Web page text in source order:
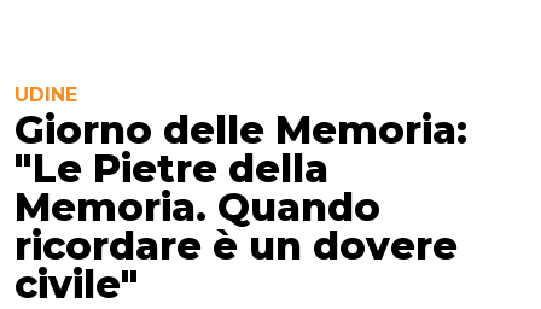
UDINE
Giorno delle Memoria:
"Le Pietre della
Memoria. Quando
ricordare è un dovere
civile"